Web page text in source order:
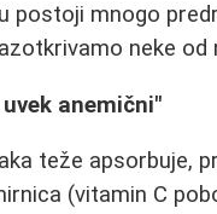
postoji mnogo
neke od
anemični"
teže apsorbuje,
(vitamin C